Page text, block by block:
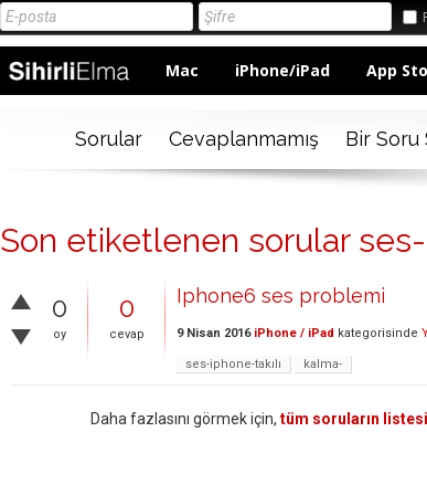
Mac iPhone/iPad App
Sorular Cevaplanmamış Bir Soru
Son etiketlenen sorular ses-
0
oy
0
cevap
Iphone6 ses problemi
9 Nisan 2016 iPhone / iPad kategorisinde
ses-iphone-takılı kalma-
Daha fazlasını görmek için, tüm soruların